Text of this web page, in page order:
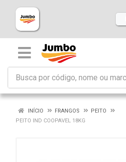
INÍCIO FRANGOS
PEITO
PEITO IND COOPAVEL 18KG